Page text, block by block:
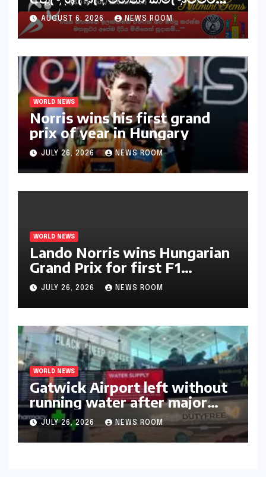
30ක විශේෂ මැරතන් ධාවන
අභියෝගයකට සැරසෙයි
AUGUST 6, 2026 NEWS ROOM
WORLD NEWS
Norris wins his first grand
prix of year in Hungary​​
JULY 26, 2026 NEWS ROOM
WORLD NEWS
Lando Norris wins Hungarian
Grand Prix for first F1
triumph in 2026​​
JULY 26, 2026 NEWS ROOM
WORLD NEWS
Gatwick Airport left without
running water after major
outage​​
JULY 26, 2026 NEWS ROOM